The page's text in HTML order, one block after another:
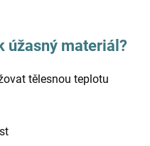
úžasný materiál?
tělesnou teplotu